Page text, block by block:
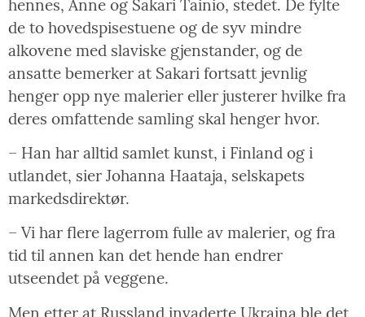
hennes, Anne og Sakari Tainio, stedet. De fylte
de to hovedspisestuene og de syv mindre
alkovene med slaviske gjenstander, og de
ansatte bemerker at Sakari fortsatt jevnlig
henger opp nye malerier eller justerer hvilke fra
deres omfattende samling skal henger hvor.
– Han har alltid samlet kunst, i Finland og i
utlandet, sier Johanna Haataja, selskapets
markedsdirektør.
– Vi har flere lagerrom fulle av malerier, og fra
tid til annen kan det hende han endrer
utseendet på veggene.
Men etter at Russland invaderte Ukraina ble det